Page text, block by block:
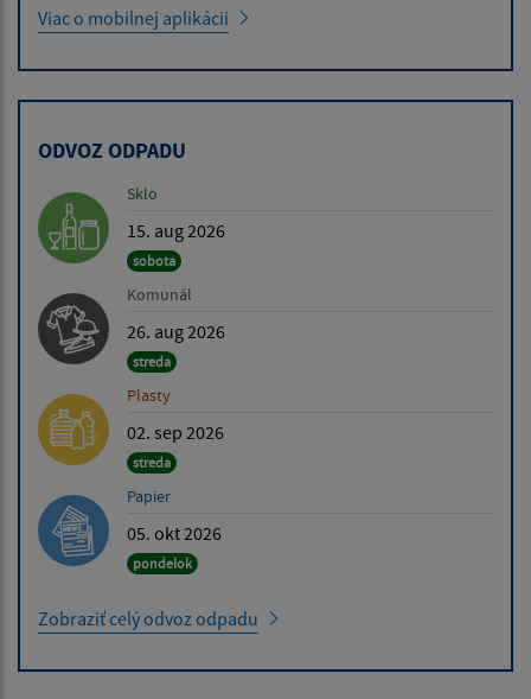
Viac o mobilnej aplikácii
ODVOZ ODPADU
Sklo
15. aug 2026
sobota
Komunál
26. aug 2026
streda
Plasty
02. sep 2026
streda
Papier
05. okt 2026
pondelok
Zobraziť celý odvoz odpadu